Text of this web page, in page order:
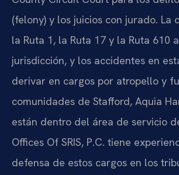
(felony) y los juicios con jurado. La
la Ruta 1, la Ruta 17 y la Ruta 610
jurisdicción, y los accidentes en
derivar en cargos por atropello y
comunidades de Stafford, Aquia
están dentro del área de servicio
Offices Of SRIS, P.C. tiene
defensa de estos cargos en los